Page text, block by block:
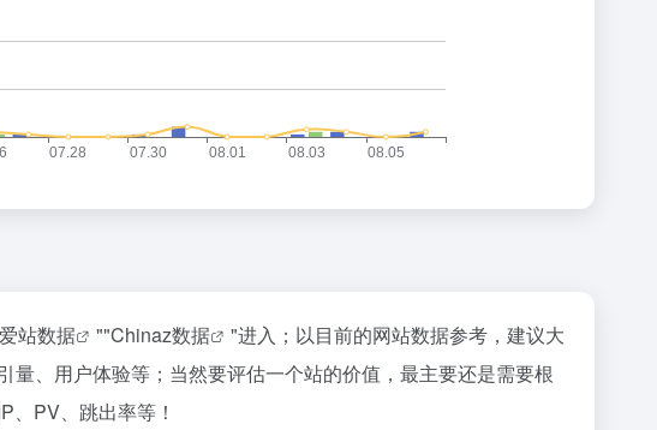
爱站数据 ""Chinaz数据
"进入；以目前的网站数据参考，建议大
、用户体验等；当然要评估一个站的价值，最主要还是需要根
PV、跳出率等！